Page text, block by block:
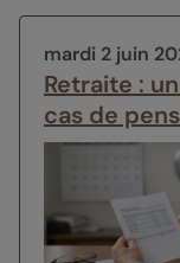
mardi 2 juin
Retraite :
cas de